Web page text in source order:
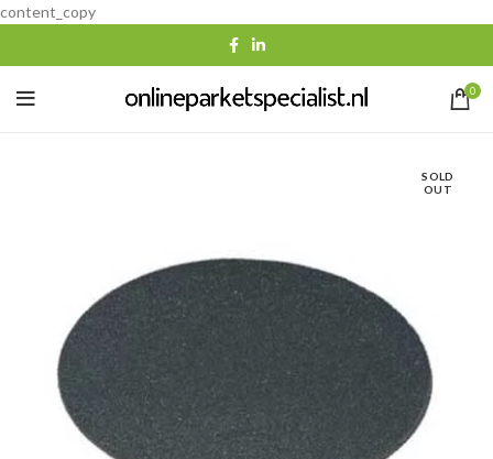
content_copy
0
SOLD
OUT